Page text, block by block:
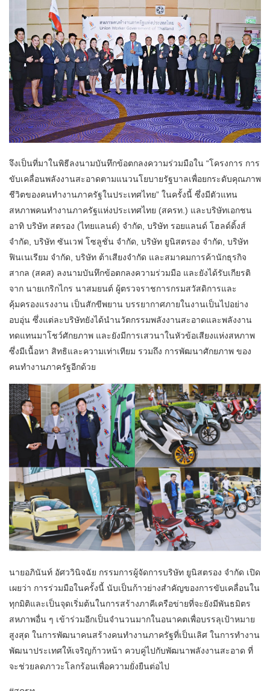
จึงเป็นที่มาในพิธีลงนามบันทึกข้อตกลงความร่วมมือใน “โครงการ การ
ขับเคลื่อนพลังงานสะอาดตามแนวนโยบายรัฐบาลเพื่อยกระดับคุณภาพ
ชีวิตของคนทำงานภาครัฐในประเทศไทย” ในครั้งนี้ ซึ่งมีตัวแทน
สหภาพคนทำงานภาครัฐแห่งประเทศไทย (สครท.) และบริษัทเอกชน
อาทิ บริษัท สตรอง (ไทยแลนด์) จำกัด, บริษัท รอยแลนด์ โฮลด์ดิ้งส์
จำกัด, บริษัท ซันเวฟ โซลูชั่น จำกัด, บริษัท ยูนิสตรอง จำกัด, บริษัท
ฟินเนเรียม จำกัด, บริษัท ต้าเสียงจำกัด และสมาคมการค้านักธุรกิจ
สากล (สคส) ลงนามบันทึกข้อตกลงความร่วมมือ และยังได้รับเกียรติ
จาก นายเกริกไกร นาสมยนต์ ผู้ตรวจราชการกรมสวัสดิการและ
คุ้มครองแรงงาน เป็นสักขีพยาน บรรยากาศภายในงานเป็นไปอย่าง
อบอุ่น ซึ่งแต่ละบริษัทยังได้นำนวัตกรรมพลังงานสะอาดและพลังงาน
ทดแทนมาโชว์ศักยภาพ และยังมีการเสวนาในหัวข้อเสียงแห่งสหภาพ
ซึ่งมีเนื้อหา สิทธิและความเท่าเทียม รวมถึง การพัฒนาศักยภาพ ของ
คนทำงานภาครัฐอีกด้วย
นายอภินันท์ อัศววินิจฉัย กรรมการผู้จัดการบริษัท ยูนิสตรอง จำกัด เปิด
เผยว่า การร่วมมือในครั้งนี้ นับเป็นก้าวย่างสำคัญของการขับเคลื่อนใน
ทุกมิติและเป็นจุดเริ่มต้นในการสร้างภาคีเครือข่ายที่จะยังมีพันธมิตร
สหภาพอื่น ๆ เข้าร่วมอีกเป็นจำนวนมากในอนาคตเพื่อบรรลุเป้าหมาย
สูงสุด ในการพัฒนาคนสร้างคนทำงานภาครัฐที่เป็นเลิศ ในการทำงาน
พัฒนาประเทศให้เจริญก้าวหน้า ควบคู่ไปกับพัฒนาพลังงานสะอาด ที่
จะช่วยลดภาวะโลกร้อนเพื่อความยั่งยืนต่อไป